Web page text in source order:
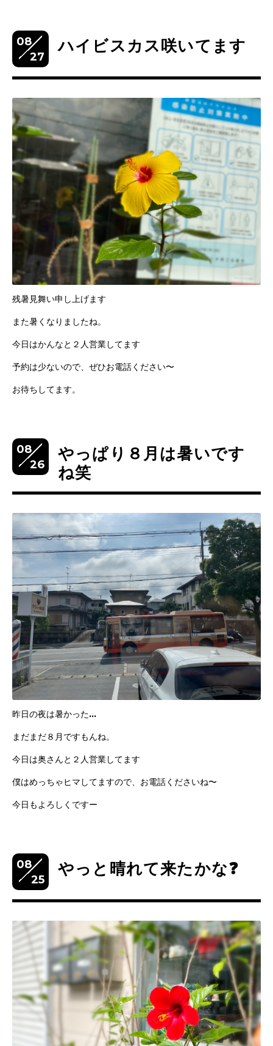
08
27
ハイビスカス咲いてます
残暑見舞い申し上げます
また暑くなりましたね。
今日はかんなと２人営業してます
予約は少ないので、ぜひお電話ください〜
お待ちしてます。
08
26
やっぱり８月は暑いです
ね笑
昨日の夜は暑かった…
まだまだ８月ですもんね。
今日は奥さんと２人営業してます
僕はめっちゃヒマしてますので、お電話くださいね〜
今日もよろしくですー
08
25
やっと晴れて来たかな❓